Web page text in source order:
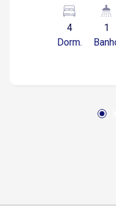
dormitório e 1 banheiro Cozinha, 1
1 banheiro
4
Dorm.
1